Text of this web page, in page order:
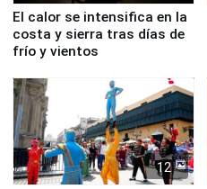
El calor se intensifica en la
costa y sierra tras días de
frío y vientos
12